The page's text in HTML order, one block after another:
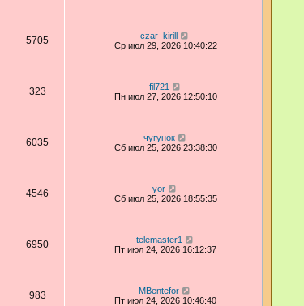
5705
czar_kirill
Ср июл 29, 2026 10:40:22
323
fil721
Пн июл 27, 2026 12:50:10
6035
чугунок
Сб июл 25, 2026 23:38:30
4546
yor
Сб июл 25, 2026 18:55:35
6950
telemaster1
Пт июл 24, 2026 16:12:37
983
MBentefor
Пт июл 24, 2026 10:46:40